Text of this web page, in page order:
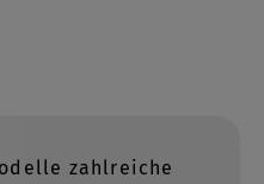
zahlreiche